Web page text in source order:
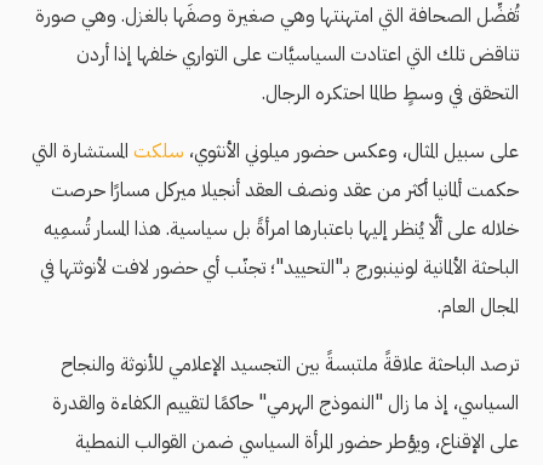
تُفضِّل الصحافة التي امتهنتها وهي صغيرة وصفَها بالغزل. وهي صورة
تناقض تلك التي اعتادت السياسيَّات على التواري خلفها إذا أردن
التحقق في وسطٍ طالما احتكره الرجال.
على سبيل المثال، وعكس حضور ميلوني الأنثوي، سلكت المستشارة التي
حكمت ألمانيا أكثر من عقد ونصف العقد أنجيلا ميركل مسارًا حرصت
خلاله على ألَّا يُنظر إليها باعتبارها امرأةً بل سياسية. هذا المسار تُسمِيه
الباحثة الألمانية لونينبورج بـ"التحييد"؛ تجنّب أي حضور لافت لأنوثتها في
المجال العام.
ترصد الباحثة علاقةً ملتبسةً بين التجسيد الإعلامي للأنوثة والنجاح
السياسي، إذ ما زال "النموذج الهرمي" حاكمًا لتقييم الكفاءة والقدرة
على الإقناع، ويؤطر حضور المرأة السياسي ضمن القوالب النمطية